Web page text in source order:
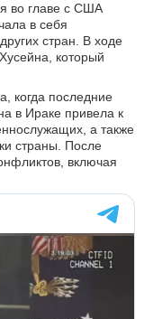
во главе с США
в себя
стран. В ходе
который
когда последние
в Ираке привела к
а также
страны. После
включая